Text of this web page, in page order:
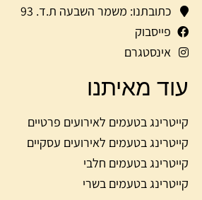
כתובתנו: משמר השבעה ת.ד. 93
פייסבוק
אינסטגרם
עוד מאיתנו
קייטרינג בטעמים לאירועים פרטיים
קייטרינג בטעמים לאירועים עסקיים
קייטרינג בטעמים חלבי
קייטרינג בטעמים בשרי